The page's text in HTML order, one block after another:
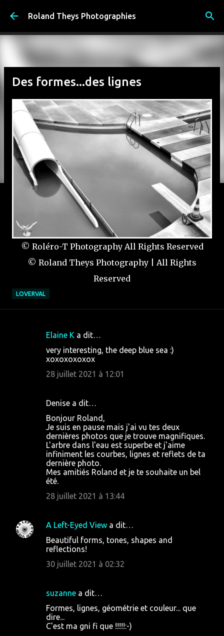
Accéder au contenu principal
Roland Theys Photographies
Des formes...des lignes
© Roléro-T Photography All Rights Reserved
© Roland Theys Photography | All Rights
Reserved
LOVERVAL
Elaine K a dit…
very interesting, the deep blue sea :)
xoxoxoxoxox
28 juillet 2021 à 12:01
Denise a dit…
Bonjour Roland,
Je suis en pause mais j'ai vu tes deux
dernières photos que je trouve magnifiques.
L'arbre dans l'eau est superbe et j'aime
infiniment les courbes, lignes et reflets de ta
dernière photo.
Mes amitiés Roland et je te souhaite un bel
été.
28 juillet 2021 à 13:44
A Left-Eyed View a dit…
Beautiful forms, tones, shapes and
reflections!
30 juillet 2021 à 02:32
suzanne a dit…
Formes, lignes, géométrie et couleur... que
dire...
C'est ma gni fi que !!!!!:-)